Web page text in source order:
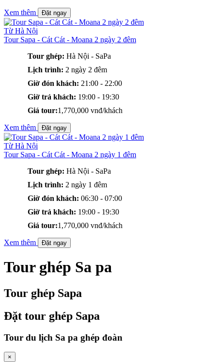
Xem thêm Đặt ngay
Từ Hà Nội
Tour Sapa - Cát Cát - Moana 2 ngày 2 đêm
Tour ghép: Hà Nội - SaPa
Lịch trình: 2 ngày 2 đêm
Giờ đón khách: 21:00 - 22:00
Giờ trả khách: 19:00 - 19:30
Giá tour:1,770,000 vnđ/khách
Xem thêm Đặt ngay
Từ Hà Nội
Tour Sapa - Cát Cát - Moana 2 ngày 1 đêm
Tour ghép: Hà Nội - SaPa
Lịch trình: 2 ngày 1 đêm
Giờ đón khách: 06:30 - 07:00
Giờ trả khách: 19:00 - 19:30
Giá tour:1,770,000 vnđ/khách
Xem thêm Đặt ngay
Tour ghép Sa pa
Tour ghép Sapa
Đặt tour ghép Sapa
Tour du lịch Sa pa ghép đoàn
×